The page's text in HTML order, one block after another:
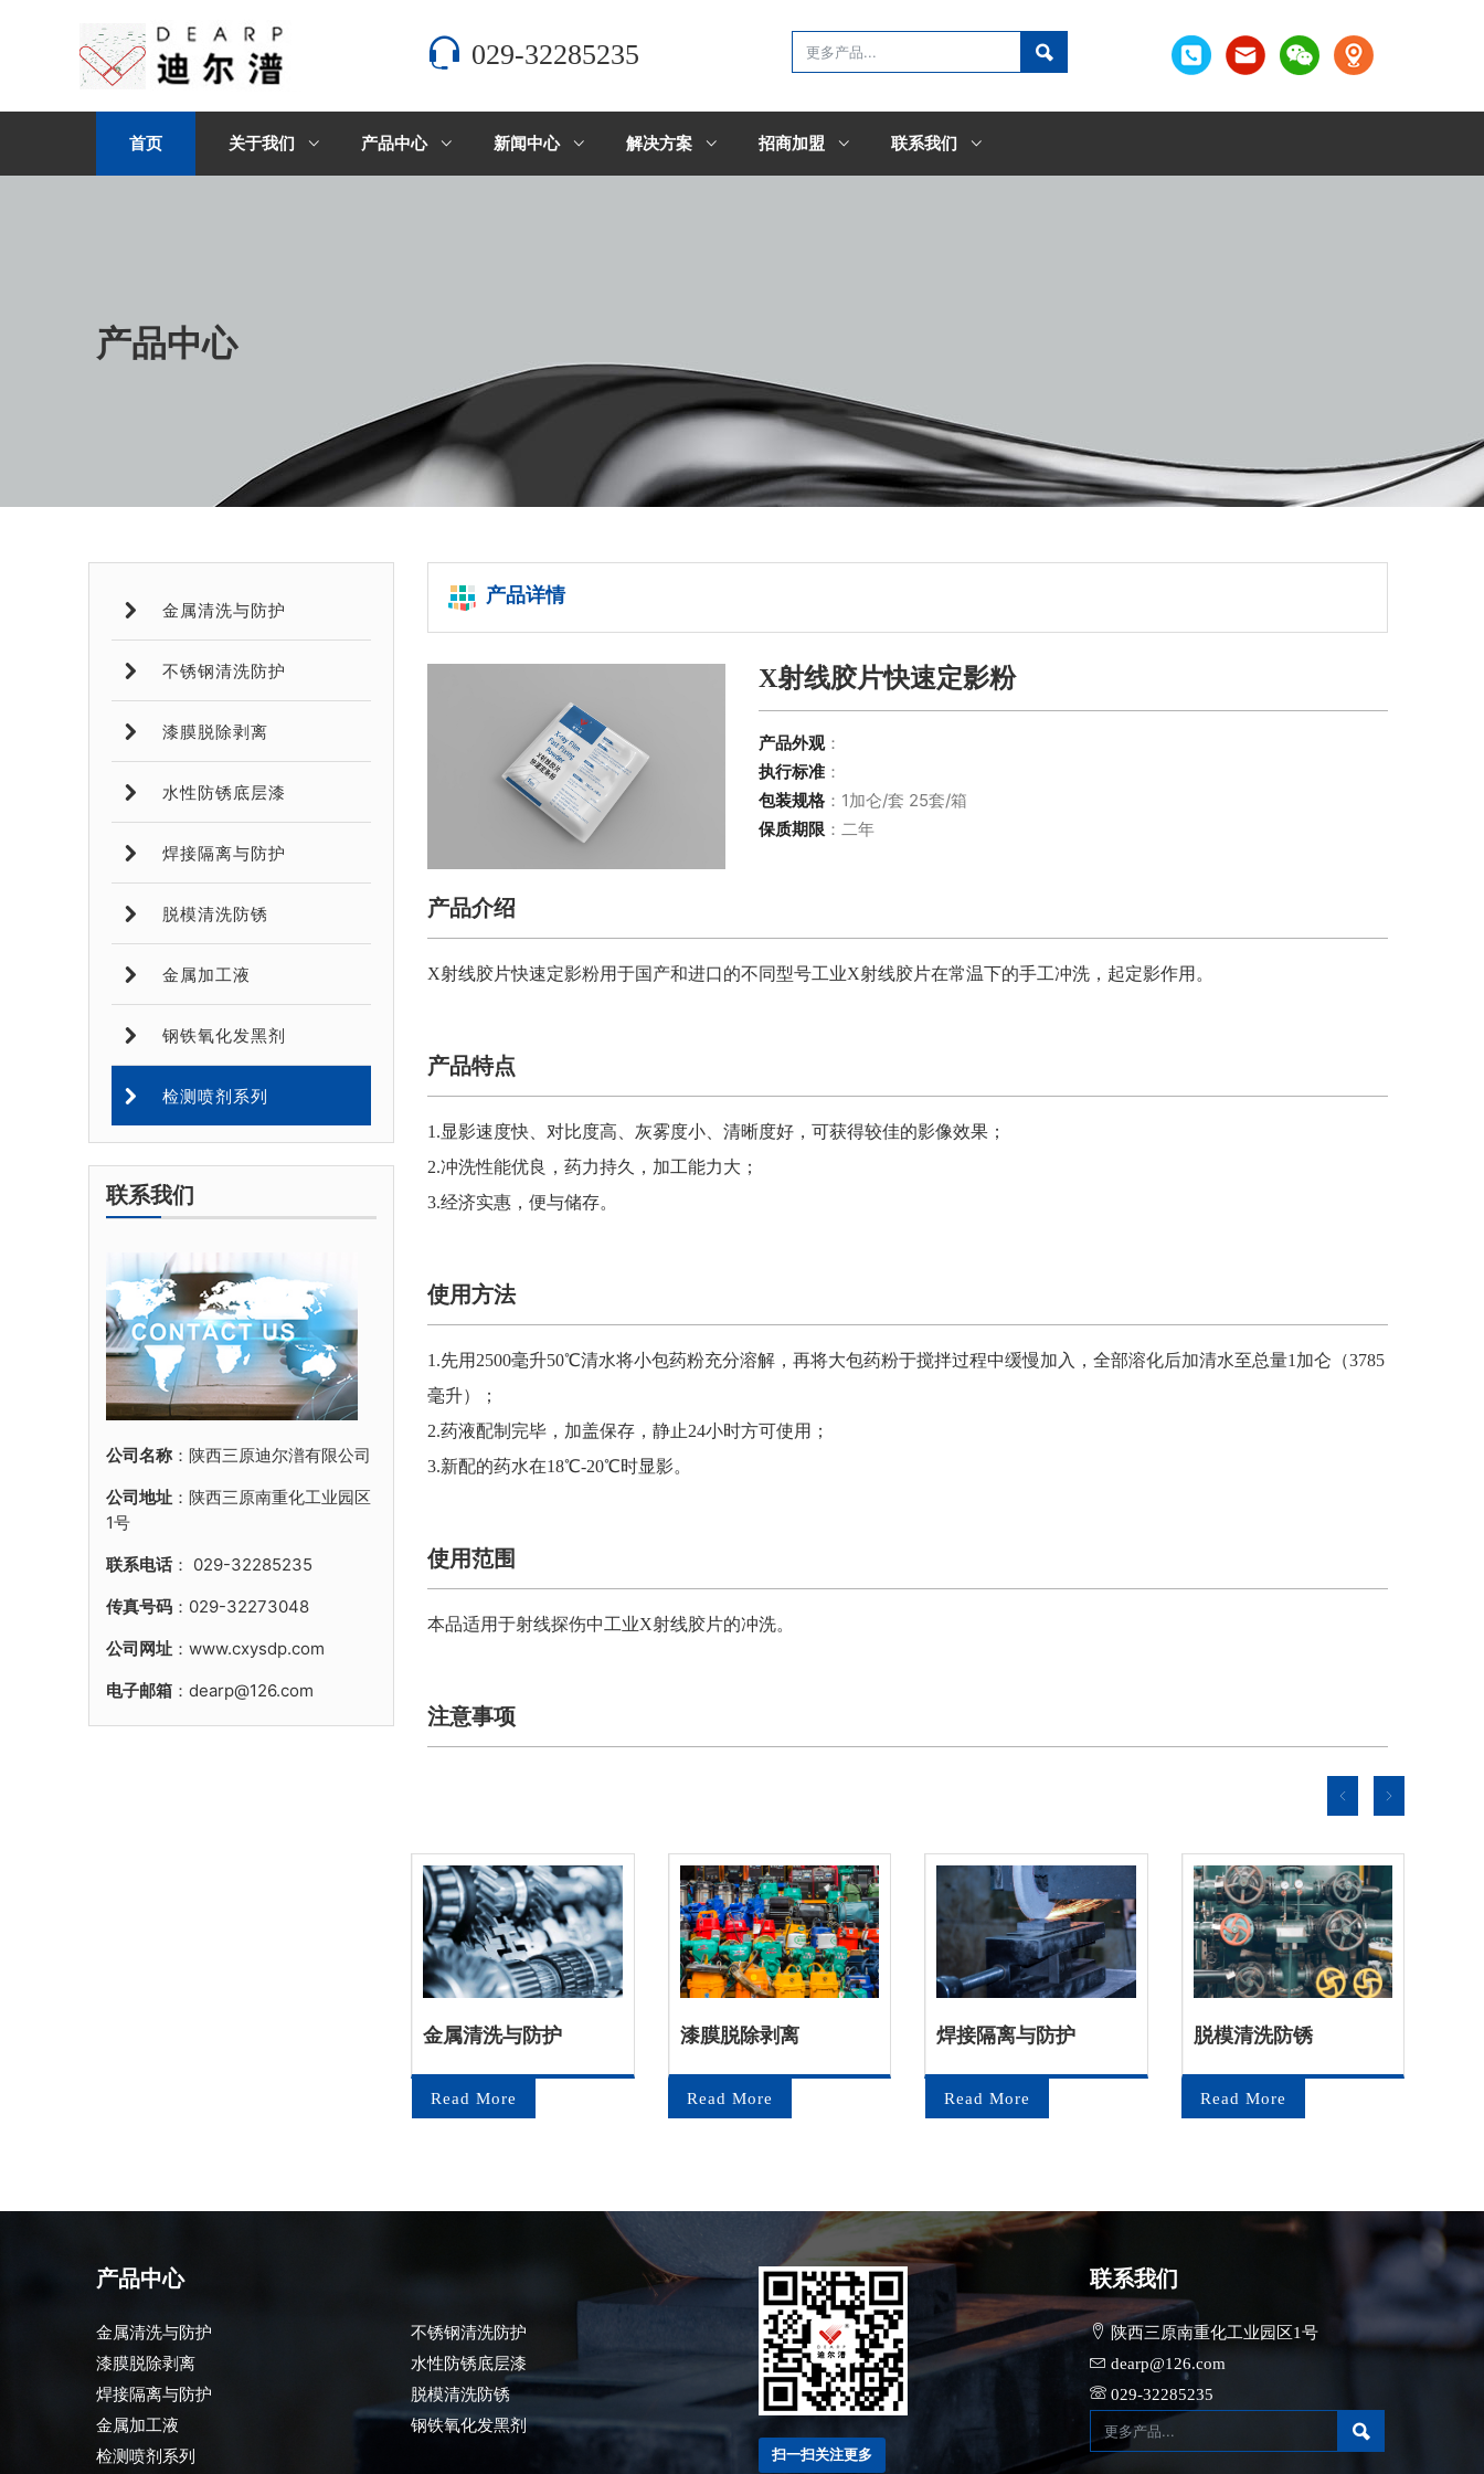
029-32285235
首页 关于我们 产品中心 新闻中心 解决方案 招商加盟 联系我们
产品中心
金属清洗与防护
不锈钢清洗防护
漆膜脱除剥离
水性防锈底层漆
焊接隔离与防护
脱模清洗防锈
金属加工液
钢铁氧化发黑剂
检测喷剂系列
联系我们
公司名称：陕西三原迪尔潽有限公司
公司地址 ：陕西三原南重化工业园区
1号
联系电话： 029-32285235
传真号码 ：029-32273048
公司网址 ：www.cxysdp.com
电子邮箱 ：dearp@126.com
产品详情
X射线胶片快速定影粉
产品外观：
执行标准：
包装规格：1加仑/套 25套/箱
保质期限：二年
产品介绍
X射线胶片快速定影粉用于国产和进口的不同型号工业X射线胶片在常温下的手工冲洗，起定影作用。
产品特点
1.显影速度快、对比度高、灰雾度小、清晰度好，可获得较佳的影像效果；
2.冲洗性能优良，药力持久，加工能力大；
3.经济实惠，便与储存。
使用方法
1.先用2500毫升50℃清水将小包药粉充分溶解，再将大包药粉于搅拌过程中缓慢加入，全部溶化后加清水至总量1加仑（3785
毫升）；
2.药液配制完毕，加盖保存，静止24小时方可使用；
3.新配的药水在18℃-20℃时显影。
使用范围
本品适用于射线探伤中工业X射线胶片的冲洗。
注意事项
金属清洗与防护
Read More
漆膜脱除剥离
Read More
焊接隔离与防护
Read More
脱模清洗防锈
Read More
产品中心
金属清洗与防护
不锈钢清洗防护
漆膜脱除剥离
水性防锈底层漆
焊接隔离与防护
脱模清洗防锈
金属加工液
钢铁氧化发黑剂
检测喷剂系列
扫一扫关注更多
联系我们
陕西三原南重化工业园区1号
dearp@126.com
029-32285235